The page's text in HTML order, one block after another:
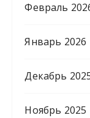
Февраль
Январь 2026
Декабрь
Ноябрь 2025